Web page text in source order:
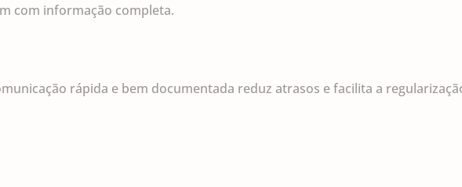
com informação completa.
rápida e bem documentada reduz atrasos e facilita a